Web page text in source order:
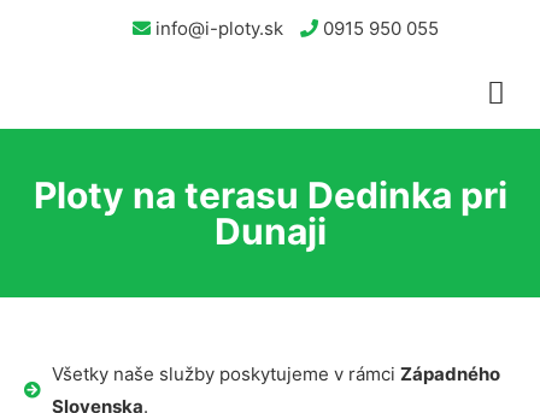
info@i-ploty.sk 0915 950 055
Ploty na terasu Dedinka pri
Dunaji
Všetky naše služby poskytujeme v rámci Západného
Slovenska.